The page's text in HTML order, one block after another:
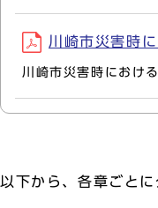
川崎市災害時
川崎市災害時におけ
以下から、各章ごと